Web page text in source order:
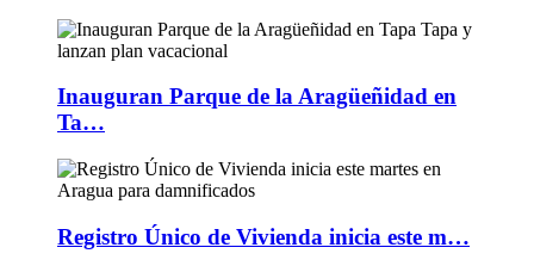
Inauguran Parque de la Aragüeñidad en
Ta…
Registro Único de Vivienda inicia este m…